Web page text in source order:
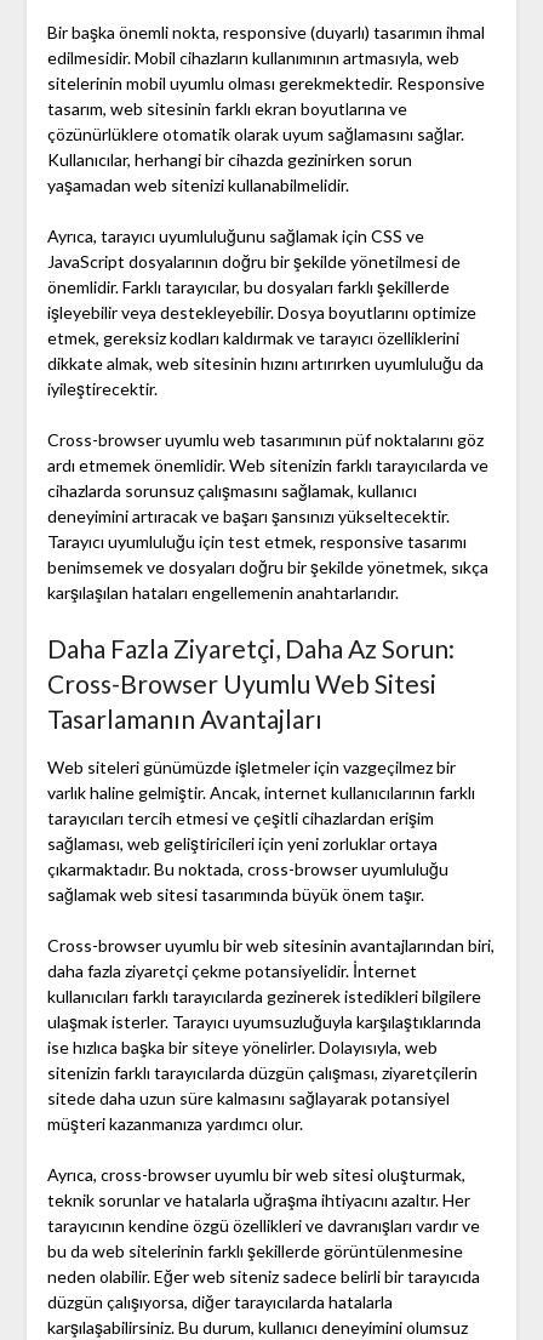
Bir başka önemli nokta, responsive (duyarlı) tasarımın ihmal
edilmesidir. Mobil cihazların kullanımının artmasıyla, web
sitelerinin mobil uyumlu olması gerekmektedir. Responsive
tasarım, web sitesinin farklı ekran boyutlarına ve
çözünürlüklere otomatik olarak uyum sağlamasını sağlar.
Kullanıcılar, herhangi bir cihazda gezinirken sorun
yaşamadan web sitenizi kullanabilmelidir.
Ayrıca, tarayıcı uyumluluğunu sağlamak için CSS ve
JavaScript dosyalarının doğru bir şekilde yönetilmesi de
önemlidir. Farklı tarayıcılar, bu dosyaları farklı şekillerde
işleyebilir veya destekleyebilir. Dosya boyutlarını optimize
etmek, gereksiz kodları kaldırmak ve tarayıcı özelliklerini
dikkate almak, web sitesinin hızını artırırken uyumluluğu da
iyileştirecektir.
Cross-browser uyumlu web tasarımının püf noktalarını göz
ardı etmemek önemlidir. Web sitenizin farklı tarayıcılarda ve
cihazlarda sorunsuz çalışmasını sağlamak, kullanıcı
deneyimini artıracak ve başarı şansınızı yükseltecektir.
Tarayıcı uyumluluğu için test etmek, responsive tasarımı
benimsemek ve dosyaları doğru bir şekilde yönetmek, sıkça
karşılaşılan hataları engellemenin anahtarlarıdır.
Daha Fazla Ziyaretçi, Daha Az Sorun:
Cross-Browser Uyumlu Web Sitesi
Tasarlamanın Avantajları
Web siteleri günümüzde işletmeler için vazgeçilmez bir
varlık haline gelmiştir. Ancak, internet kullanıcılarının farklı
tarayıcıları tercih etmesi ve çeşitli cihazlardan erişim
sağlaması, web geliştiricileri için yeni zorluklar ortaya
çıkarmaktadır. Bu noktada, cross-browser uyumluluğu
sağlamak web sitesi tasarımında büyük önem taşır.
Cross-browser uyumlu bir web sitesinin avantajlarından biri,
daha fazla ziyaretçi çekme potansiyelidir. İnternet
kullanıcıları farklı tarayıcılarda gezinerek istedikleri bilgilere
ulaşmak isterler. Tarayıcı uyumsuzluğuyla karşılaştıklarında
ise hızlıca başka bir siteye yönelirler. Dolayısıyla, web
sitenizin farklı tarayıcılarda düzgün çalışması, ziyaretçilerin
sitede daha uzun süre kalmasını sağlayarak potansiyel
müşteri kazanmanıza yardımcı olur.
Ayrıca, cross-browser uyumlu bir web sitesi oluşturmak,
teknik sorunlar ve hatalarla uğraşma ihtiyacını azaltır. Her
tarayıcının kendine özgü özellikleri ve davranışları vardır ve
bu da web sitelerinin farklı şekillerde görüntülenmesine
neden olabilir. Eğer web siteniz sadece belirli bir tarayıcıda
düzgün çalışıyorsa, diğer tarayıcılarda hatalarla
karşılaşabilirsiniz. Bu durum, kullanıcı deneyimini olumsuz